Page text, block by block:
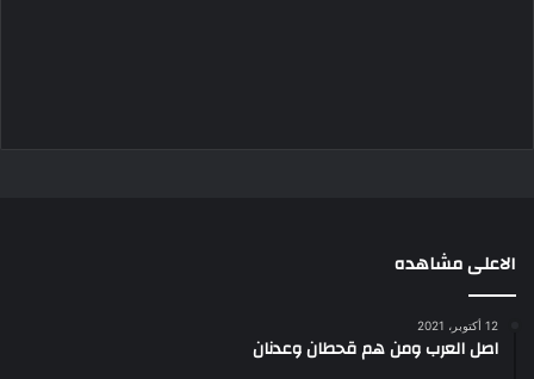
الاعلى مشاهده
12 أكتوبر، 2021
اصل العرب ومن هم قحطان وعدنان